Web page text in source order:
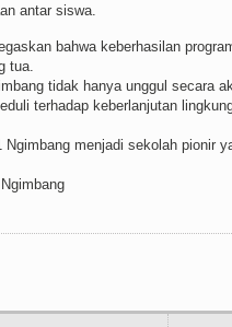
antar siswa.
bahwa keberhasilan
tua.
tidak hanya unggul secara
terhadap keberlanjutan
menjadi sekolah pionir